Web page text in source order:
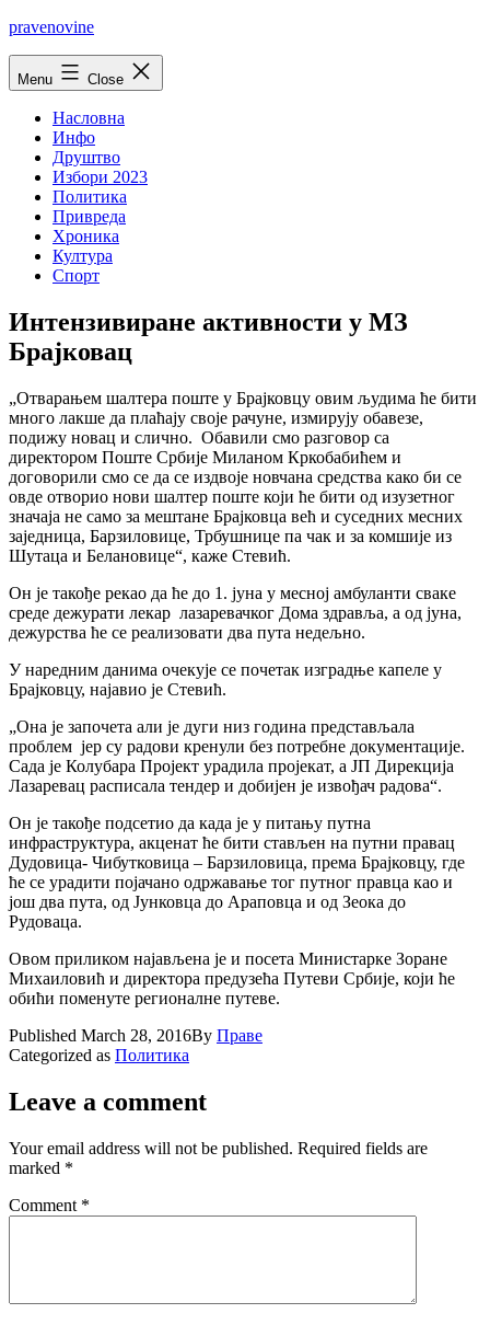
Skip
pravenovine
Menu Close
Насловна
Инфо
Друштво
Избори 2023
Политика
Привреда
Хроника
Култура
Спорт
Интензивиране aктивности у МЗ
Брајковац
„Отварањем шалтера поште у Брајковцу овим људима ће бити
много лакше да плаћају своје рачуне, измирују обавезе,
подижу новац и слично. Обавили смо разговор са
директором Поште Србије Миланом Кркобабићем и
договорили смо се да се издвоје новчана средства како би се
овде отворио нови шалтер поште који ће бити од изузетног
значаја не само за мештане Брајковца већ и суседних месних
заједница, Барзиловице, Трбушнице па чак и за комшије из
Шутаца и Белановице“, каже Стевић.
Он је такође рекао да ће до 1. јуна у месној амбуланти сваке
среде дежурати лекар лазаревачког Дома здравља, а од јуна,
дежурства ће се реализовати два пута недељно.
У наредним данима очекује се почетак изградње капеле у
Брајковцу, најавио је Стевић.
„Она је започета али је дуги низ година представљала
проблем јер су радови кренули без потребне документације.
Сада је Колубара Пројект урадила пројекат, а ЈП Дирекција
Лазаревац расписала тендер и добијен је извођач радова“.
Он је такође подсетио да када је у питању путна
инфраструктура, акценат ће бити стављен на путни правац
Дудовица- Чибутковица – Барзиловица, према Брајковцу, где
ће се урадити појачано одржавање тог путног правца као и
још два пута, од Јунковца до Араповца и од Зеока до
Рудоваца.
Овом приликом најављена је и посета Министарке Зоране
Михаиловић и директора предузећа Путеви Србије, који ће
обићи поменуте регионалне путеве.
Published March 28, 2016By Праве
Categorized as Политика
Leave a comment
Your email address will not be published. Required fields are
marked *
Comment *